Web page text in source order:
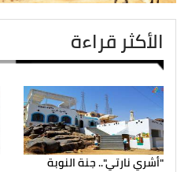
الأكثر قراءة
"أشري نارتي".. جنة النوبة